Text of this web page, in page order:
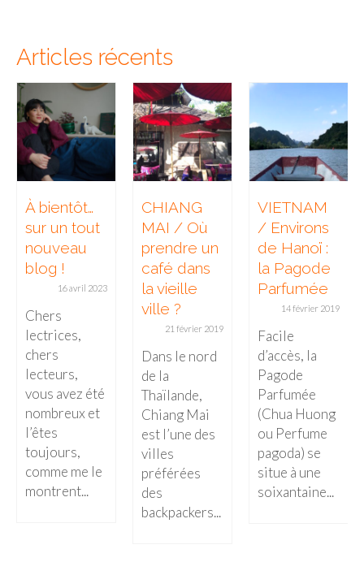
Articles récents
À bientôt…
sur un tout
nouveau
blog !
16 avril 2023
Chers
lectrices,
chers
lecteurs,
vous avez été
nombreux et
l’êtes
toujours,
comme me le
montrent...
CHIANG
MAI / Où
prendre un
café dans
la vieille
ville ?
21 février 2019
Dans le nord
de la
Thaïlande,
Chiang Mai
est l’une des
villes
préférées
des
backpackers...
VIETNAM
/ Environs
de Hanoï :
la Pagode
Parfumée
14 février 2019
Facile
d’accès, la
Pagode
Parfumée
(Chua Huong
ou Perfume
pagoda) se
situe à une
soixantaine...